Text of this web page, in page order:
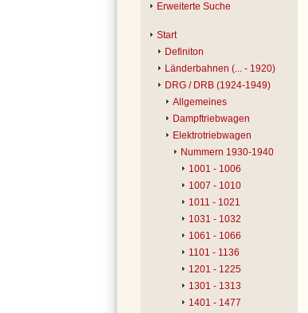
Erweiterte Suche
Start
Definiton
Länderbahnen (... - 1920)
DRG / DRB (1924-1949)
Allgemeines
Dampftriebwagen
Elektrotriebwagen
Nummern 1930-1940
1001 - 1006
1007 - 1010
1011 - 1021
1031 - 1032
1061 - 1066
1101 - 1136
1201 - 1225
1301 - 1313
1401 - 1477